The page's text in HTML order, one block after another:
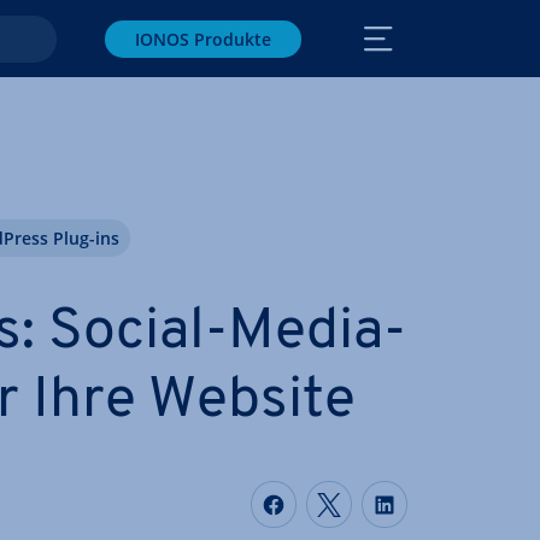
IONOS Produkte
Social-Media-
Ihre Website
Auf Facebook teilen
Auf Twitter
Auf
Plug-ins